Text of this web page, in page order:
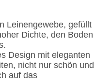
Leinengewebe, gefüllt
Dichte, den Boden
Design mit eleganten
nicht nur schön und
auf das